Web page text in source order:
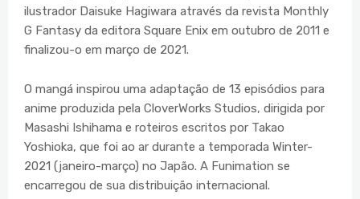
ilustrador Daisuke Hagiwara através da revista Monthly
G Fantasy da editora Square Enix em outubro de 2011 e
finalizou-o em março de 2021.
O mangá inspirou uma adaptação de 13 episódios para
anime produzida pela CloverWorks Studios, dirigida por
Masashi Ishihama e roteiros escritos por Takao
Yoshioka, que foi ao ar durante a temporada Winter-
2021 (janeiro-março) no Japão. A Funimation se
encarregou de sua distribuição internacional.